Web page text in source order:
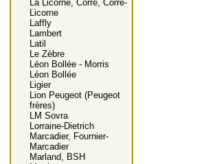
La Licorne, Corre, Corre-
Licorne
Laffly
Lambert
Latil
Le Zèbre
Léon Bollée - Morris
Léon Bollée
Ligier
Lion Peugeot (Peugeot
frères)
LM Sovra
Lorraine-Dietrich
Marcadier, Fournier-
Marcadier
Marland, BSH